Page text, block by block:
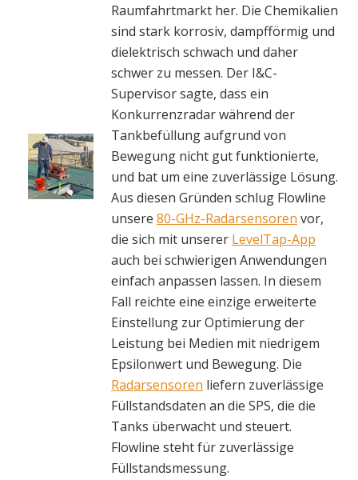
Raumfahrtmarkt her. Die Chemikalien
sind stark korrosiv, dampfförmig und
dielektrisch schwach und daher
schwer zu messen. Der I&C-
Supervisor sagte, dass ein
Konkurrenzradar während der
Tankbefüllung aufgrund von
Bewegung nicht gut funktionierte,
und bat um eine zuverlässige Lösung.
Aus diesen Gründen schlug Flowline
unsere 80-GHz-Radarsensoren vor,
die sich mit unserer LevelTap-App
auch bei schwierigen Anwendungen
einfach anpassen lassen. In diesem
Fall reichte eine einzige erweiterte
Einstellung zur Optimierung der
Leistung bei Medien mit niedrigem
Epsilonwert und Bewegung. Die
Radarsensoren liefern zuverlässige
Füllstandsdaten an die SPS, die die
Tanks überwacht und steuert.
Flowline steht für zuverlässige
Füllstandsmessung.